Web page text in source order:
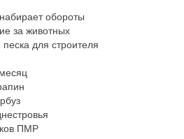
обороты
за животных
для строителя
ПМР